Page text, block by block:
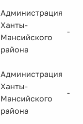
Администрация
Ханты-
Мансийского
района
-
Администрация
Ханты-
Мансийского
района
-